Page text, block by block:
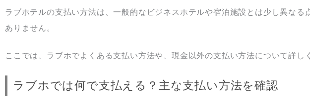
ラブホテルの支払い方法は、一般的なビジネスホテルや宿泊施設とは少し異な
ありません。
ここでは、ラブホでよくある支払い方法や、現金以外の支払い方法について詳し
ラブホでは何で支払える？主な支払い方法を確認